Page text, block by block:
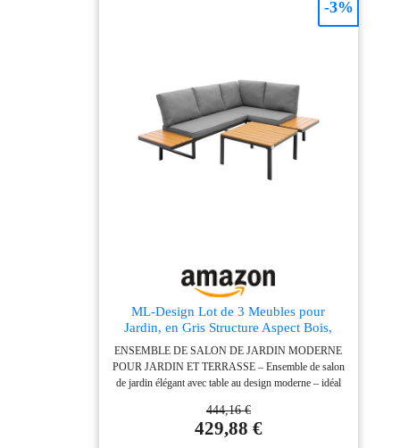
stockage lors du rangement. Les protections en
plastique de la chaise protègent les surfaces contre les
ainsi que sur votre terrasse ou balcon à la maison. Il
peut également contribuer à embellir votre espace, lui
donnant ainsi une ambiance chaleureuse et accueillante
ML-Design Lot de 3 Meubles pour
Jardin, en Gris Structure Aspect Bois,
Composé d’un Canapé d’Angle
Modulable, Table Basse et Coussins,
Groupe de Sièges Terrasse Balcon
Lounge Résistant aux Intempéries
ENSEMBLE DE SALON DE JARDIN MODERNE
POUR JARDIN ET TERRASSE – Ensemble de salon
de jardin élégant avec table au design moderne – idéal
balcon. La combinaison d'un cadre en acier noir, de
coussins gris et de WPC aspect bois lui confère un
444,16 €
429,88 €
-3%